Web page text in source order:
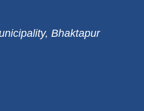
Bhaktapur